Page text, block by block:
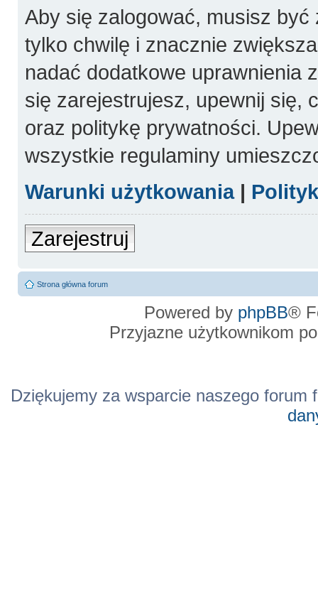
Aby się zalogować, musisz
tylko chwilę i znacznie
nadać dodatkowe uprawnienia
się zarejestrujesz, upewnij się,
oraz politykę prywatności.
wszystkie regulaminy
Warunki użytkowania|
Zarejestruj
Strona główna forum
Powered by phpBB®
Przyjazne użytkownikom
Dziękujemy za wsparcie naszego